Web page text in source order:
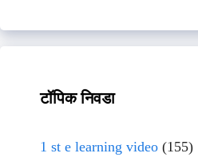
टॉपिक निवडा
1 st e learning video (155)